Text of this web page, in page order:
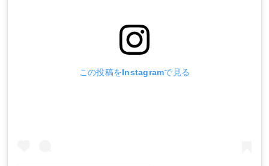
この投稿をInstagramで見る